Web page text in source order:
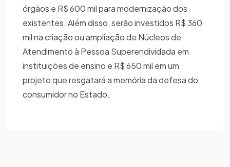
órgãos e R$ 600 mil para modernização dos
existentes. Além disso, serão investidos R$ 360
mil na criação ou ampliação de Núcleos de
Atendimento à Pessoa Superendividada em
instituições de ensino e R$ 650 mil em um
projeto que resgatará a memória da defesa do
consumidor no Estado.